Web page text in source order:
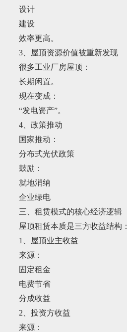
设计
建设
效率更高。
3、屋顶资源价值被重新发现
很多工业厂房屋顶：
长期闲置。
现在变成：
“发电资产”。
4、政策推动
国家推动：
分布式光伏政策
鼓励：
就地消纳
企业绿电
三、租赁模式的核心经济逻辑
屋顶租赁本质是三方收益结构：
1、屋顶业主收益
来源：
固定租金
电费节省
分成收益
2、投资方收益
来源：